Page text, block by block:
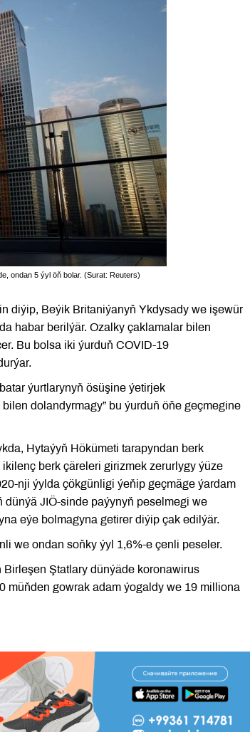
ondan 5 ýyl öň bolar. (Surat: Reuters)
diýip, Beýik Britaniýanyň Ykdysady we işewür
habar berilýär. Ozalky çaklamalar bilen
Bu bolsa iki ýurduň COVID-19
ýurtlarynyň ösüşine ýetirjek
dolandyrmagy” bu ýurduň öňe geçmegine
Hytaýyň Hökümeti tarapyndan berk
berk çäreleri girizmek zerurlygy ýüze
nji ýylda çökgünligi ýeňip geçmäge ýardam
JIÖ-sinde paýynyň peselmegi we
eýe bolmagyna getirer diýip çak edilýär.
we ondan soňky ýyl 1,6%-e çenli peseler.
Ştatlary dünýäde koronawirus
müňden gowrak adam ýogaldy we 19 milliona